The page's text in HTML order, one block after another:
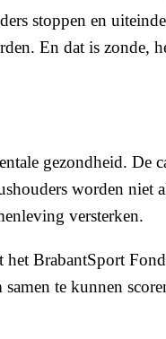
stoppen en
En dat is zonde,
gezondheid. De
worden niet
versterken.
BrabantSport
te kunnen